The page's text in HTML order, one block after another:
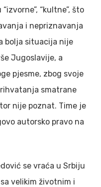
“kultne”, što
i nepriznavanja
bolja situacija nije
Jugoslavije, a
pjesme, zbog svoje
smatrane
nije poznat. Time je
autorsko pravo na
se vraća u Srbiju
velikim životnim i